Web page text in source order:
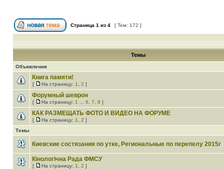
Страница 1 из 4 [ Тем: 172 ]
Темы
Объявления
Книга памяти!
[ На страницу: 1 2 ]
Форумный шеврон
[ На страницу: 1 6 7 8 ]
КАК РАЗМЕЩАТЬ ФОТО И ВИДЕО НА ФОРУМЕ
[ На страницу: 1 2 ]
Темы
Киевские состязания по утке, Региональные по перепелу 2015г
Кінологічна Рада ФМСУ
[ На страницу: 1 2 ]